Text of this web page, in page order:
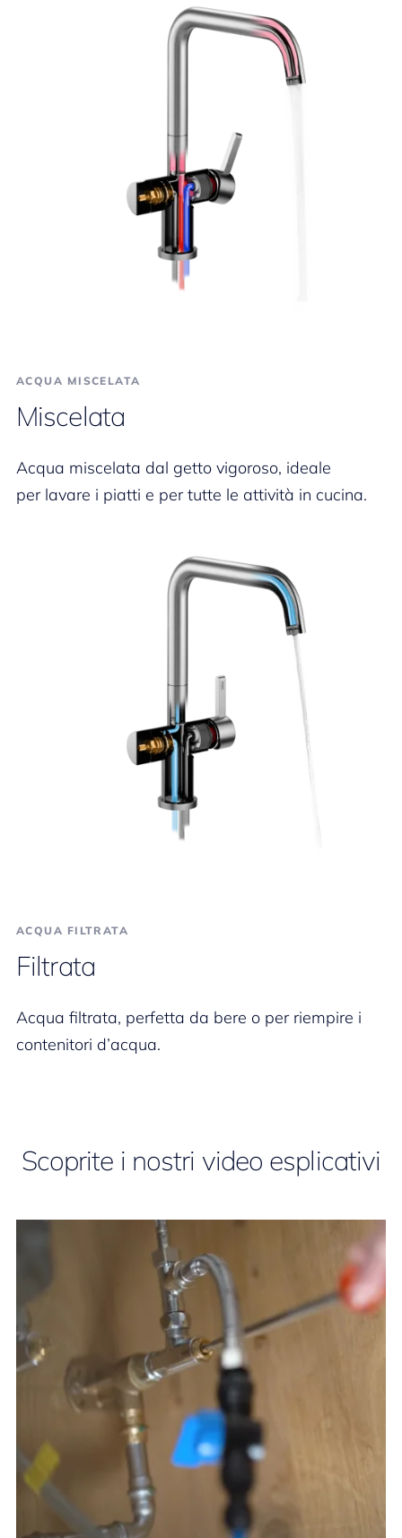
ACQUA MISCELATA
Miscelata
Acqua miscelata dal getto vigoroso, ideale
per lavare i piatti e per tutte le attività in cucina.
ACQUA FILTRATA
Filtrata
Acqua filtrata, perfetta da bere o per riempire i
contenitori d’acqua.
Scoprite i nostri video esplicativi